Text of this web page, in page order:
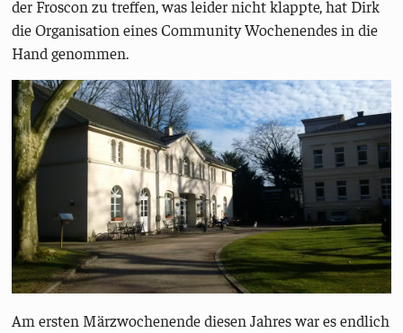
der Froscon zu treffen, was leider nicht klappte, hat Dirk
die Organisation eines Community Wochenendes in die
Hand genommen.
Am ersten Märzwochenende diesen Jahres war es endlich